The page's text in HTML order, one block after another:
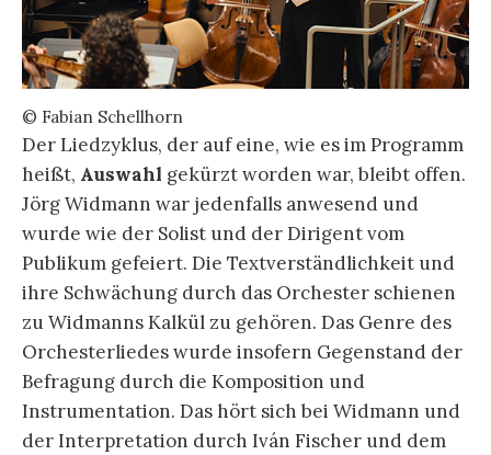
© Fabian Schellhorn
Der Liedzyklus, der auf eine, wie es im Programm
heißt, Auswahl gekürzt worden war, bleibt offen.
Jörg Widmann war jedenfalls anwesend und
wurde wie der Solist und der Dirigent vom
Publikum gefeiert. Die Textverständlichkeit und
ihre Schwächung durch das Orchester schienen
zu Widmanns Kalkül zu gehören. Das Genre des
Orchesterliedes wurde insofern Gegenstand der
Befragung durch die Komposition und
Instrumentation. Das hört sich bei Widmann und
der Interpretation durch Iván Fischer und dem